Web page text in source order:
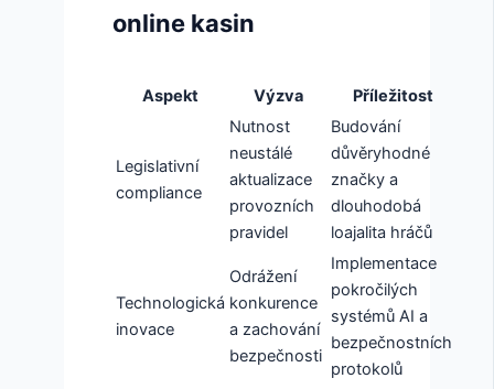
online kasin
Aspekt Výzva Příležitost
Legislativní
compliance
Nutnost
neustálé
aktualizace
provozních
pravidel
Budování
důvěryhodné
značky a
dlouhodobá
loajalita hráčů
Technologická
inovace
Odrážení
konkurence
a zachování
bezpečnosti
Implementace
pokročilých
systémů AI a
bezpečnostních
protokolů